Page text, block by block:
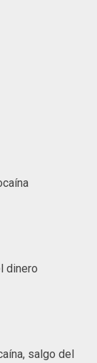
dinero
salgo del